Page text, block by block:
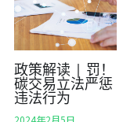
政策解读 | 罚！
碳交易立法严惩
违法行为
2024年2月5日